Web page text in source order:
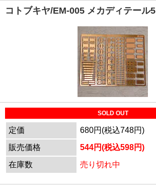
コトブキヤ/EM-005 メカディテール5
SOLD OUT
定価
680円(税込748円)
販売価格
544円(税込598円)
在庫数
売り切れ中